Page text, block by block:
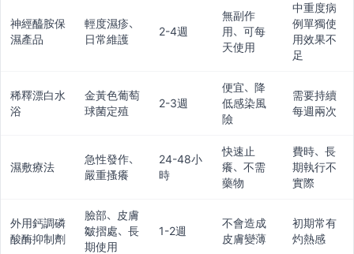
神經醯胺保
濕產品
輕度濕疹、
日常維護
2-4週
無副作
用、可每
天使用
中重度病
例單獨使
用效果不
足
稀釋漂白水
浴
金黃色葡萄
球菌定殖
2-3週
便宜、降
低感染風
險
需要持續
每週兩次
濕敷療法
急性發作、
嚴重搔癢
24-48小
時
快速止
癢、不需
藥物
費時、長
期執行不
實際
外用鈣調磷
酸酶抑制劑
臉部、皮膚
皺摺處、長
期使用
1-2週
不會造成
皮膚變薄
初期常有
灼熱感